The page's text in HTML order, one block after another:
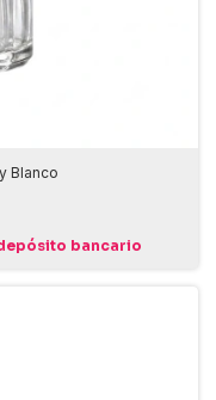
Blanco
bancario